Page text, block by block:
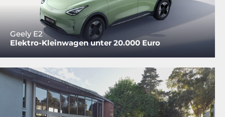
Geely E2
Elektro-Kleinwagen unter 20.000 Euro